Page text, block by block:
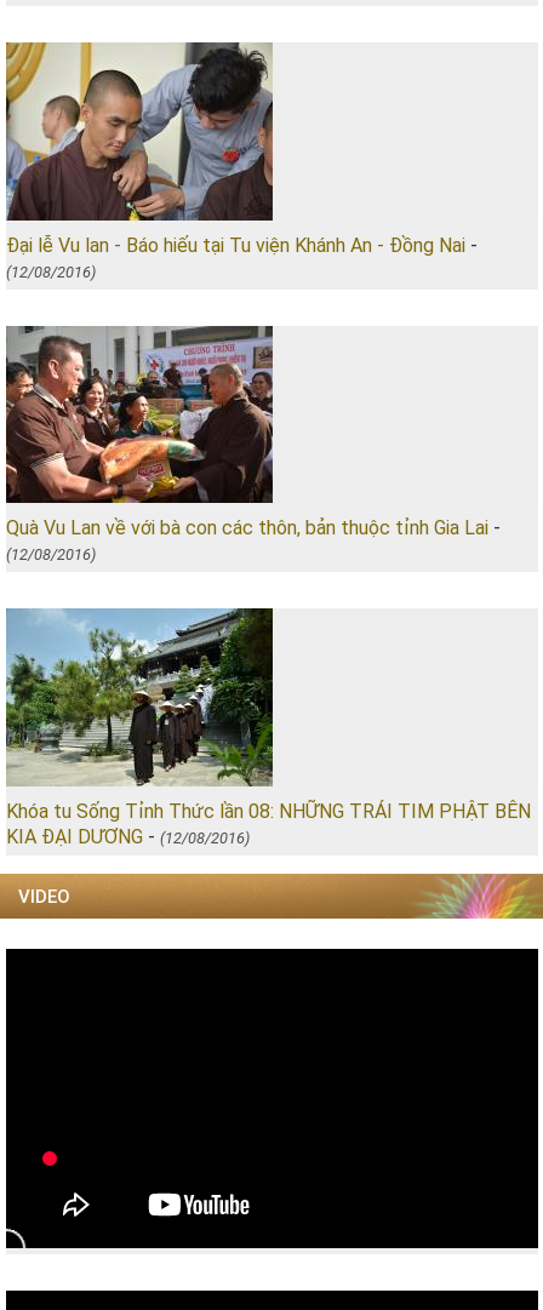
Đại lễ Vu lan - Báo hiếu tại Tu viện Khánh An - Đồng Nai -
(12/08/2016)
Quà Vu Lan về với bà con các thôn, bản thuộc tỉnh Gia Lai -
(12/08/2016)
Khóa tu Sống Tỉnh Thức lần 08: NHỮNG TRÁI TIM PHẬT BÊN
KIA ĐẠI DƯƠNG - (12/08/2016)
VIDEO